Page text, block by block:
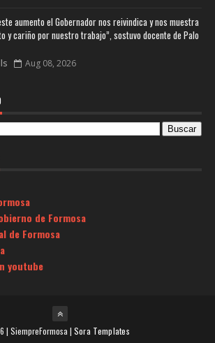
aumento el Gobernador nos reivindica y nos muestra
y cariño por nuestro trabajo”, sostuvo docente de Palo
Aug 08, 2026
de Formosa
de Formosa
youtube
| SiempreFormosa | Sora Templates